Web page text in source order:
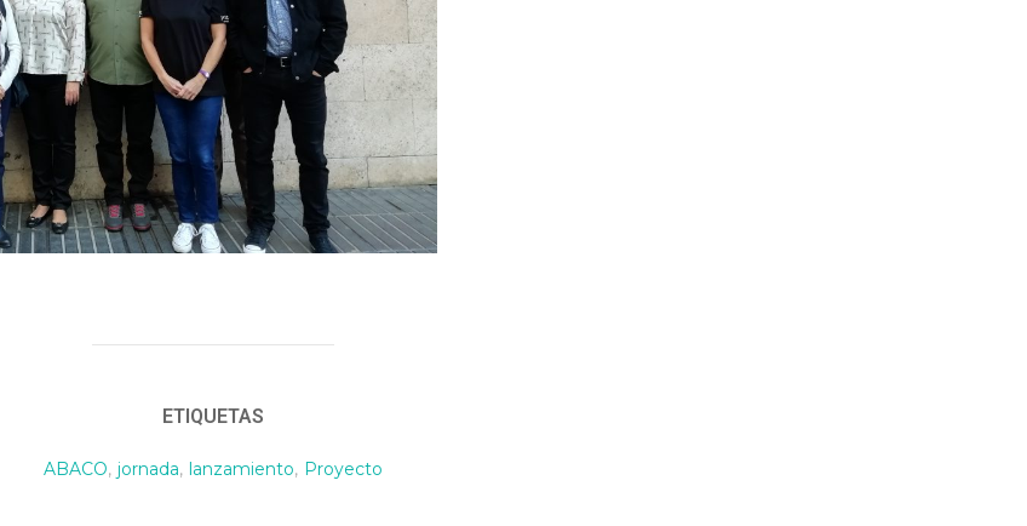
ETIQUETAS
ABACO, jornada, lanzamiento, Proyecto